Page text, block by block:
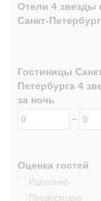
Отели 4 звезды
Санкт-
Гостиницы
Петербурга 4
за ночь
–
Оценка гостей
Идеально
Превосходно